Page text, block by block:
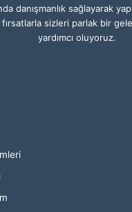
danışmanlık sağlayarak
sizleri parlak bir
yardımcı oluyoruz.